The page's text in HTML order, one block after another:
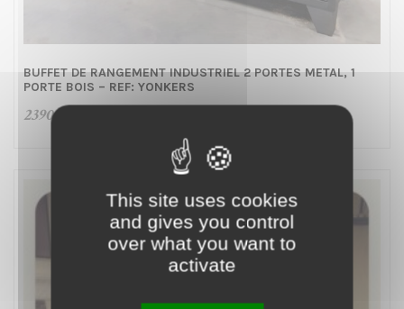
BUFFET DE RANGEMENT INDUSTRIEL 2 PORTES METAL, 1
PORTE BOIS – REF: YONKERS
2390,00
This site uses cookies
and gives you control
over what you want to
activate